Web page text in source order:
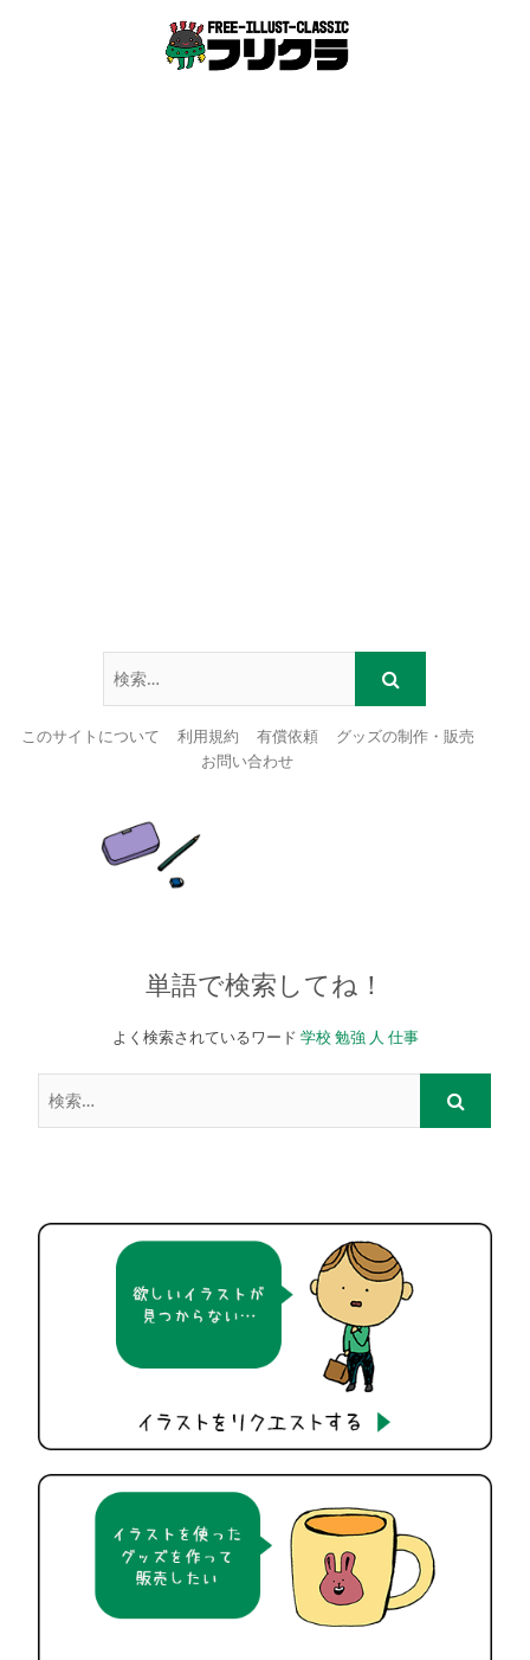
このサイトについて 利用規約 有償依頼
グッズの制作・販売
お問い合わせ
content
単語で検索してね！
よく検索されているワード 学校 勉強 人 仕事